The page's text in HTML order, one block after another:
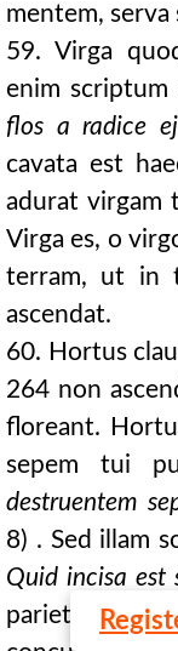
mentem, serva
59. Virga
enim scriptum
flos a radice
cavata est
adurat virgam
Virga es, o
terram, ut in
ascendat.
60. Hortus
264 non
floreant.
sepem tui
destruentem
8) . Sed illam
Quid incisa est
parietem